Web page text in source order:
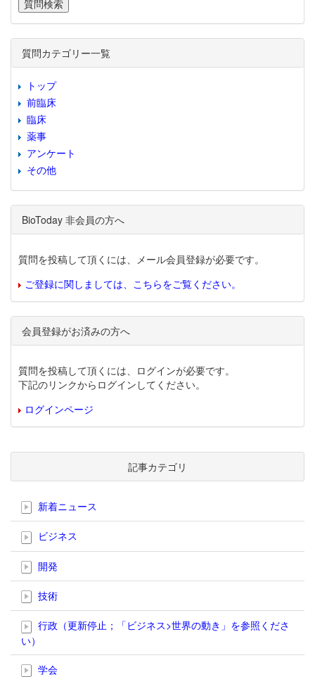
質問カテゴリー一覧
トップ
前臨床
臨床
薬事
アンケート
その他
BioToday 非会員の方へ
質問を投稿して頂くには、メール会員登録が必要です。
ご登録に関しましては、こちらをご覧ください。
会員登録がお済みの方へ
質問を投稿して頂くには、ログインが必要です。
下記のリンクからログインしてください。
ログインページ
記事カテゴリ
新着ニュース
ビジネス
開発
技術
行政（更新停止；「ビジネス>世界の動き」を参照くださ
い）
学会